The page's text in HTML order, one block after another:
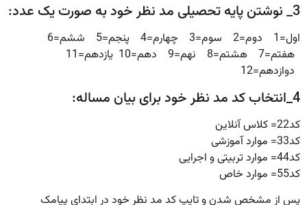
3_ نوشتن پایه تحصیلی مد نظر خود به صورت یک عدد:
اول=1 دوم=2 سوم=3 چهارم=4 پنجم=5
ششم=6
هفتم=7
هشتم=8 نهم=9 دهم=10
یازدهم=11
دوازدهم=12
4_انتخاب کد مد نظر خود برای بیان مساله:
کد22= کلاس آنلاین
کد33= موارد آموزشی
کد44= موارد تربیتی و اجرایی
کد55= موارد خاص
پس از مشخص شدن و تایپ کد مد نظر خود در ابتدای پیامک